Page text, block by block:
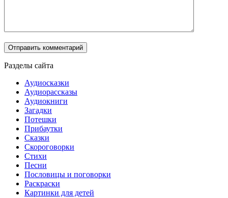
Разделы сайта
Аудиосказки
Аудиорассказы
Аудиокниги
Загадки
Потешки
Прибаутки
Сказки
Скороговорки
Стихи
Песни
Пословицы и поговорки
Раскраски
Картинки для детей